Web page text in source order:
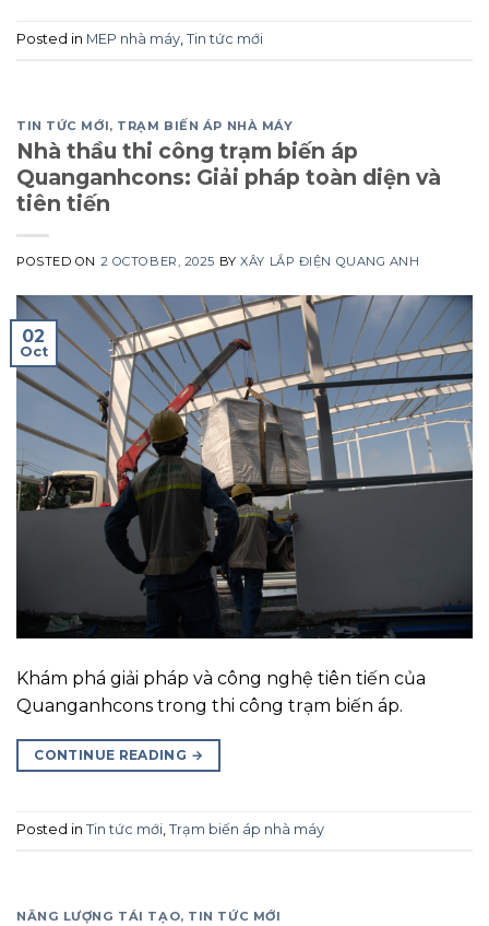
Posted in MEP nhà máy, Tin tức mới
TIN TỨC MỚI, TRẠM BIẾN ÁP NHÀ MÁY
Nhà thầu thi công trạm biến áp
Quanganhcons: Giải pháp toàn diện và
tiên tiến
POSTED ON 2 OCTOBER, 2025 BYXÂY LẮP ĐIỆN QUANG ANH
02
Oct
Khám phá giải pháp và công nghệ tiên tiến của
Quanganhcons trong thi công trạm biến áp.
CONTINUE READING →
Posted in Tin tức mới, Trạm biến áp nhà máy
NĂNG LƯỢNG TÁI TẠO, TIN TỨC MỚI